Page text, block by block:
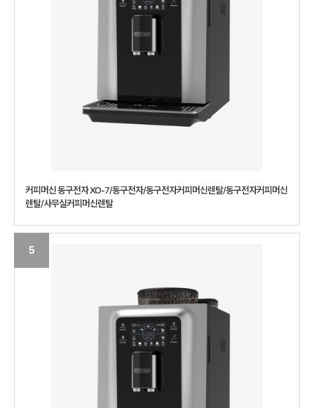
커피머신 동구전자 XO-7/동구전자/동구전자커피머신렌탈/동구전자커피머신
렌탈/사무실커피머신렌탈
5